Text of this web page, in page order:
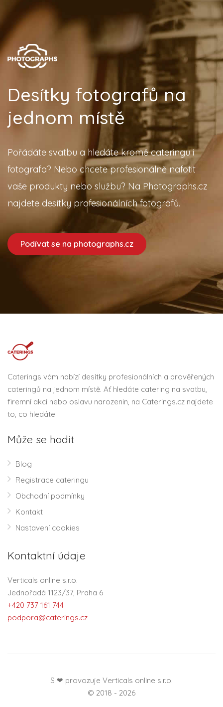
Desítky fotografů na
jednom místě
Pořádáte svatbu a hledáte kromě cateringu i
fotografa? Nebo chcete profesionálně nafotit
vaše produkty nebo službu? Na Photographs.cz
najdete desítky profesionálních fotografů.
Podívat se na photographs.cz
Caterings vám nabízí desítky profesionálních a prověřených
cateringů na jednom místě. Ať hledáte catering na svatbu,
firemní akci nebo oslavu narozenin, na Caterings.cz najdete
to, co hledáte.
Může se hodit
Blog
Registrace cateringu
Obchodní podmínky
Kontakt
Nastavení cookies
Kontaktní údaje
Verticals online s.r.o.
Jednořadá 1123/37, Praha 6
+420 737 161 744
podpora@caterings.cz
S ❤ provozuje Verticals online s.r.o.
© 2018 - 2026